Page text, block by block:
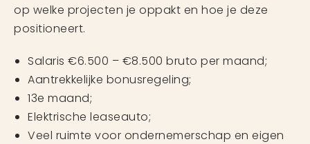
op welke projecten je oppakt en hoe je deze
positioneert.
Salaris €6.500 – €8.500 bruto per maand;
Aantrekkelijke bonusregeling;
13e maand;
Elektrische leaseauto;
Veel ruimte voor ondernemerschap en eigen